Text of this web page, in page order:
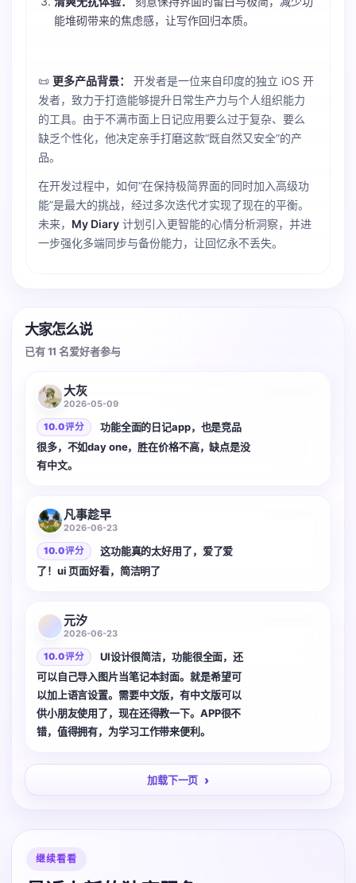
能堆砌带来的焦虑感，让写作回归本质。
📜 更多产品背景：
开发者是一位来自印度的独立 iOS 开
发者，致力于打造能够提升日常生产力与个人组织能力
的工具。由于不满市面上日记应用要么过于复杂、要么
缺乏个性化，他决定亲手打磨这款“既自然又安全”的产
品。
在开发过程中，如何“在保持极简界面的同时加入高级功
能”是最大的挑战，经过多次迭代才实现了现在的平衡。
未来， My Diary 计划引入更智能的心情分析洞察，并进
一步强化多端同步与备份能力，让回忆永不丢失。
大家怎么说
已有 11 名爱好者参与
大灰
2026-05-09
10.0 评分
功能全面的日记app，也是竞品
很多，不如day one，胜在价格不高，缺点是没
有中文。
凡事趁早
2026-06-23
10.0 评分
这功能真的太好用了，爱了爱
了！ui 页面好看，简洁明了
元汐
2026-06-23
10.0 评分
UI设计很简洁，功能很全面，还
可以自己导入图片当笔记本封面。就是希望可
以加上语言设置。需要中文版，有中文版可以
供小朋友使用了，现在还得教一下。APP很不
错，值得拥有，为学习工作带来便利。
加载下一页
继续看看